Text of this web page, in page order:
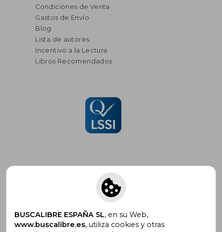
Condiciones de Venta
Gastos de Envío
Blog
Lista de autores
Incentivo a la Lectura
Libros Recomendados
Suscríbete para recibir ofertas y
promociones
BUSCALIBRE ESPAÑA SL, en su Web,
www.buscalibre.es, utiliza cookies y otras